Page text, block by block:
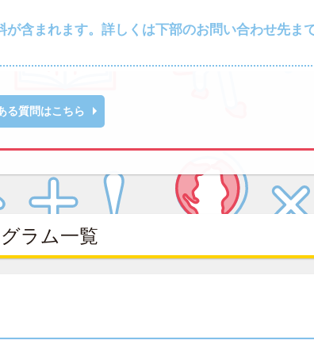
含まれます。詳しくは下部のお問い合わせ先ま
る質問はこちら
ラム一覧